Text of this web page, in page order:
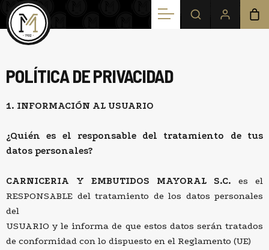
POLÍTICA DE PRIVACIDAD
1. INFORMACIÓN AL USUARIO
¿Quién es el responsable del tratamiento de tus
datos personales?
CARNICERIA Y EMBUTIDOS MAYORAL S.C. es el
RESPONSABLE del tratamiento de los datos personales
del
USUARIO y le informa de que estos datos serán tratados
de conformidad con lo dispuesto en el Reglamento (UE)